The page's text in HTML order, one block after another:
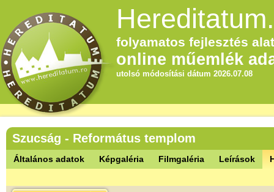
folyamatos fejlesztés
online műemlék
utolsó módosítási dátum 2026.07.08
Szucság - Református templom
Általános adatok Képgaléria Filmgaléria Leírások